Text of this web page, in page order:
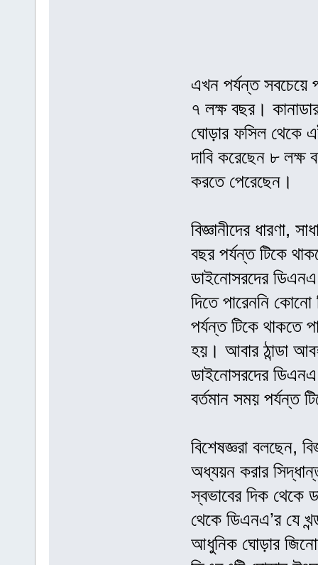
এখন পর্যন্ত সবচেয়ে
৭ লক্ষ বছর।
ঘোড়ার ফসিল থেকে
দাবি করেছেন ৮ লক্ষ
করতে পেরেছেন।
বিজ্ঞানীদের ধারণা,
বছর পর্যন্ত টিকে
ডাইনোসরদের
দিতে পারেননি কোনো
পর্যন্ত টিকে থাকতে
হয়। আবার ঠান্ডা
ডাইনোসরদের
বর্তমান সময় পর্যন্ত
বিশেষজ্ঞরা বলছেন,
অধ্যয়ন করার
স্বভাবের দিক থেকে
থেকে ডিএনএ’র যে
আধুনিক ঘোড়ার